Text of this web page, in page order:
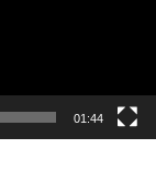
01:44